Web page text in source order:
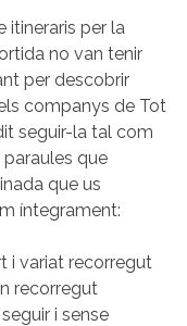
itineraris per la
no van tenir
per descobrir
companys de Tot
seguir-la tal com
paraules que
que us
íntegrament:
i variat recorregut
recorregut
i sense